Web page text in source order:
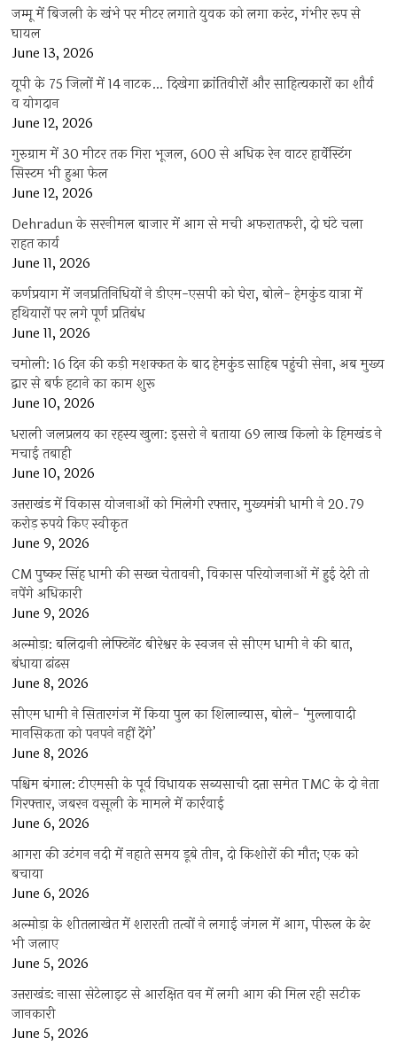
जम्मू में बिजली के खंभे पर मीटर लगाते युवक को लगा करंट, गंभीर रूप से
घायल
June 13, 2026
यूपी के 75 जिलों में 14 नाटक… दिखेगा क्रांतिवीरों और साहित्यकारों का शौर्य
व योगदान
June 12, 2026
गुरुग्राम में 30 मीटर तक गिरा भूजल, 600 से अधिक रेन वाटर हार्वेस्टिंग
सिस्टम भी हुआ फेल
June 12, 2026
Dehradun के सरनीमल बाजार में आग से मची अफरातफरी, दो घंटे चला
राहत कार्य
June 11, 2026
कर्णप्रयाग में जनप्रतिनिधियों ने डीएम-एसपी को घेरा, बोले- हेमकुंड यात्रा में
हथियारों पर लगे पूर्ण प्रतिबंध
June 11, 2026
चमोली: 16 दिन की कड़ी मशक्कत के बाद हेमकुंड साहिब पहुंची सेना, अब मुख्य
द्वार से बर्फ हटाने का काम शुरू
June 10, 2026
धराली जलप्रलय का रहस्य खुला: इसरो ने बताया 69 लाख किलो के हिमखंड ने
मचाई तबाही
June 10, 2026
उत्तराखंड में विकास योजनाओं को मिलेगी रफ्तार, मुख्यमंत्री धामी ने 20.79
करोड़ रुपये किए स्वीकृत
June 9, 2026
CM पुष्कर सिंह धामी की सख्त चेतावनी, विकास परियोजनाओं में हुई देरी तो
नपेंगे अधिकारी
June 9, 2026
अल्मोड़ा: बलिदानी लेफ्टिनेंट बीरेश्वर के स्वजन से सीएम धामी ने की बात,
बंधाया ढांढस
June 8, 2026
सीएम धामी ने सितारगंज में किया पुल का शिलान्यास, बोले- ‘मुल्लावादी
मानसिकता को पनपने नहीं देंगे’
June 8, 2026
पश्चिम बंगाल: टीएमसी के पूर्व विधायक सब्यसाची दत्ता समेत TMC के दो नेता
गिरफ्तार, जबरन वसूली के मामले में कार्रवाई
June 6, 2026
आगरा की उटंगन नदी में नहाते समय डूबे तीन, दो किशोरों की मौत; एक को
बचाया
June 6, 2026
अल्मोड़ा के शीतलाखेत में शरारती तत्वों ने लगाई जंगल में आग, पीरूल के ढेर
भी जलाए
June 5, 2026
उत्तराखंड: नासा सेटेलाइट से आरक्षित वन में लगी आग की मिल रही सटीक
जानकारी
June 5, 2026